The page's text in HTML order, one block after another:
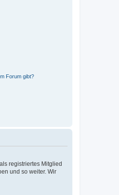
Forum gibt?
registriertes Mitglied
und so weiter. Wir